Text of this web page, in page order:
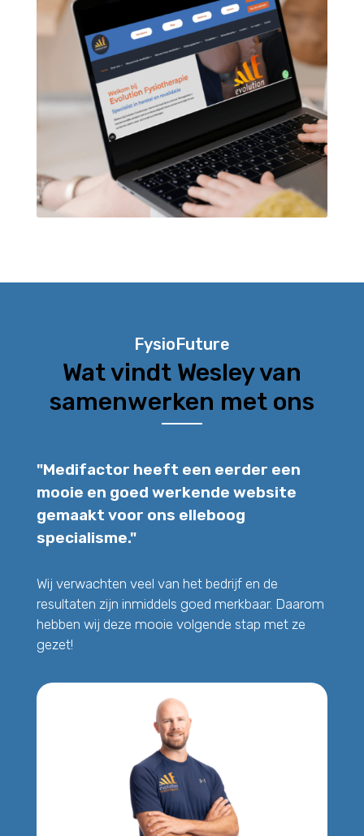
FysioFuture
Wat vindt Wesley van
samenwerken met ons
"Medifactor heeft een eerder een
mooie en goed werkende website
gemaakt voor ons elleboog
specialisme."
Wij verwachten veel van het bedrijf en de
resultaten zijn inmiddels goed merkbaar. Daarom
hebben wij deze mooie volgende stap met ze
gezet!